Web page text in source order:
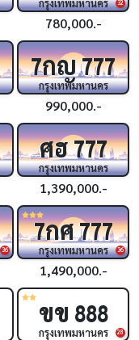
32
กรุงเทพมหานคร
780,000.-
7กญ777
กรุงเทพมหานคร
990,000.-
ศฮ777
กรุงเทพมหานคร
1,390,000.-
36 36
7กศ777
กรุงเทพมหานคร
1,490,000.-
28
ขข 888
กรุงเทพมหานคร